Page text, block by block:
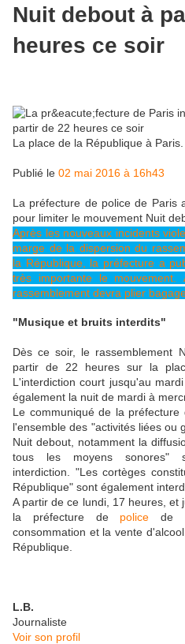
Nuit debout à
heures ce soir
La place de la République à
Publié le 02 mai 2016 à 16h43
La préfecture de police de Paris
pour limiter le mouvement Nuit
Après les nouveaux incidents
marge de la dispersion du
la République, la préfecture a
très importante le
rassemblement devra plier
"Musique et bruits interdits"
Dès ce soir, le rassemblement
partir de 22 heures sur la
L'interdiction court jusqu'au
également la nuit de mardi à
Le communiqué de la
l'ensemble des "activités liées ou
Nuit debout,
notamment la
tous les moyens sonores"
interdiction. "Les cortèges
République" sont également
A partir de ce lundi, 17 heures, et
la préfecture de police de
consommation et la vente
République.
L.B.
Journaliste
Voir son profil